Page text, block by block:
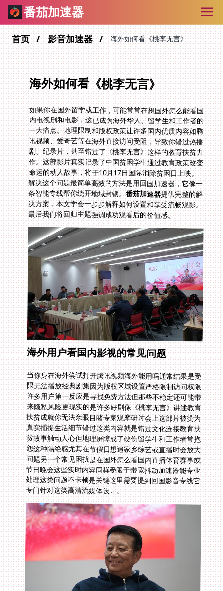
番茄加速器
首页 影音加速器 海外如何看《桃李无言》
海外如何看《桃李无言》
如果你在国外留学或工作，可能常常在想国外怎么能看国
内电视剧和电影，这已成为海外华人、留学生和工作者的
一大痛点。地理限制和版权政策让许多国内优质内容如腾
讯视频、爱奇艺等在海外直接访问受阻，导致你错过热播
剧、纪录片，甚至错过了《桃李无言》这样的教育扶贫力
作。这部影片真实记录了中国贫困学生通过教育政策改变
命运的动人故事，将于10月17日国际消除贫困日上映。
解决这个问题最简单高效的方法是用回国加速器，它像一
条智能专线帮你绕开地域封锁。番茄加速器提供完整的解
决方案，本文学会一步步解释如何设置和享受流畅观影。
最后我们将回归主题强调成功观看后的价值感。
海外用户看国内影视的常见问题
当你身在海外尝试打开腾讯视频海外能用吗通常结果是受
限无法播放经典剧集因为版权区域设置严格限制访问权限
许多用户第一反应是寻找免费方法但那些不稳定还可能带
来隐私风险更现实的是许多好剧像《桃李无言》讲述教育
扶贫成就你无法亲眼目睹专家观摩研讨会上这部片被赞为
真实捕捉生活细节错过这类内容就是错过文化连接教育扶
贫故事触动人心但地理屏障成了硬伤留学生和工作者常抱
怨这种隔绝感尤其在节假日想追家乡综艺或直播时会放大
问题另一个常见困扰是在国外怎么看国内直播体育赛事或
节日晚会这些实时内容同样受限于带宽抖动加速器能专业
处理这类问题不卡顿是关键这里需要提到回国影音专线它
专门针对这类高清流媒体设计。